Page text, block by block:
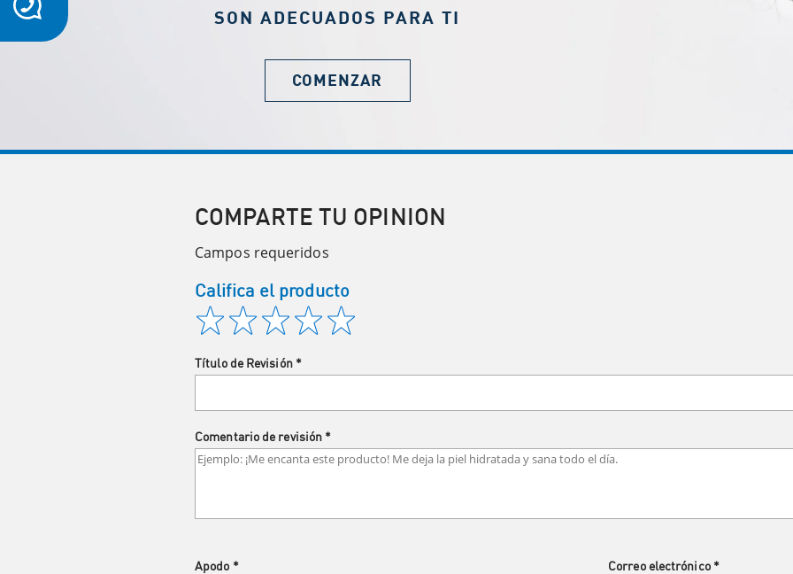
SON ADECUADOS PARA TI
COMENZAR
COMPARTE TU OPINION
Campos requeridos
Califica el producto
Título de Revisión *
Comentario de revisión *
Apodo * Correo electrónico *